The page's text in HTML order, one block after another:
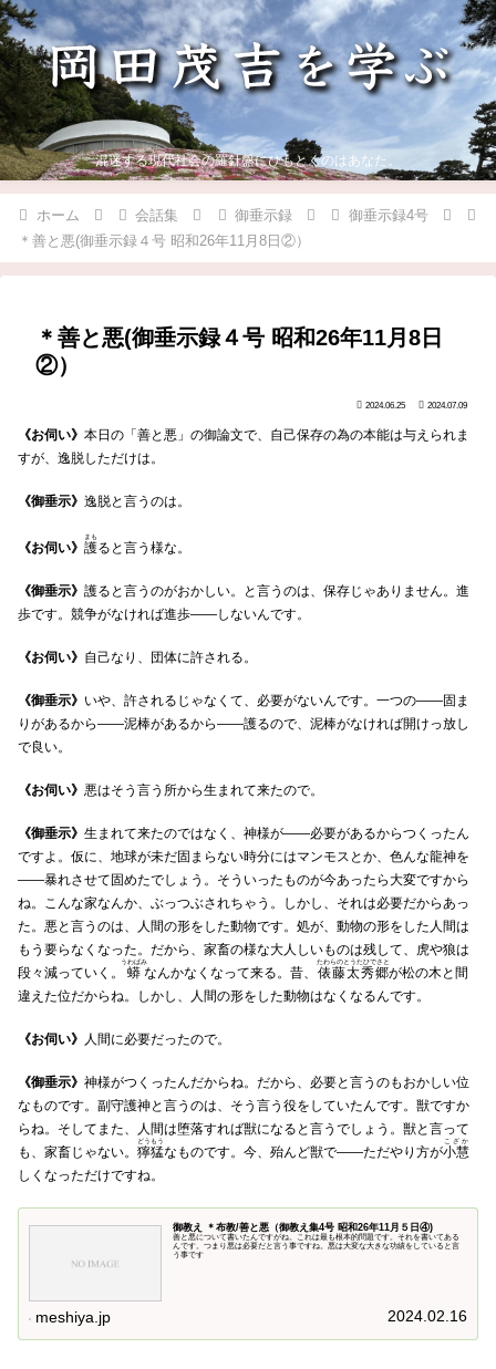
混迷する現代社会の羅針盤にひもとくのはあなた。
ホーム 会話集 御垂示録
御垂示録4号
＊善と悪(御垂示録４号 昭和26年11月8日②）
＊善と悪(御垂示録４号 昭和26年11月8日
②）
2024.06.25 2024.07.09
《お伺い》 本日の「善と悪」の御論文で、自己保存の為の本能は与えられま
すが、逸脱しただけは。
《御垂示》 逸脱と言うのは。
《お伺い》 護
まも
ると言う様な。
《御垂示》 護ると言うのがおかしい。と言うのは、保存じゃありません。進
歩です。競争がなければ進歩――しないんです。
《お伺い》 自己なり、団体に許される。
《御垂示》 いや、許されるじゃなくて、必要がないんです。一つの――固ま
りがあるから――泥棒があるから――護るので、泥棒がなければ開けっ放し
で良い。
《お伺い》 悪はそう言う所から生まれて来たので。
《御垂示》 生まれて来たのではなく、神様が――必要があるからつくったん
ですよ。仮に、地球が未だ固まらない時分にはマンモスとか、色んな龍神を
――暴れさせて固めたでしょう。そういったものが今あったら大変ですから
ね。こんな家なんか、ぶっつぶされちゃう。しかし、それは必要だからあっ
た。悪と言うのは、人間の形をした動物です。処が、動物の形をした人間は
もう要らなくなった。だから、家畜の様な大人しいものは残して、虎や狼は
段々減っていく。
蟒
うわばみ
なんかなくなって来る。昔、 俵藤太秀郷
たわらのとうたひでさと
が松の木と間
違えた位だからね。しかし、人間の形をした動物はなくなるんです。
《お伺い》 人間に必要だったので。
《御垂示》 神様がつくったんだからね。だから、必要と言うのもおかしい位
なものです。副守護神と言うのは、そう言う役をしていたんです。獣ですか
らね。そしてまた、人間は堕落すれば獣になると言うでしょう。獣と言って
も、家畜じゃない。 獰猛
どうもう
なものです。今、殆んど獣で――ただやり方が小慧
こざか
しくなっただけですね。
御教え ＊布教/善と悪（御教え集4号 昭和26年11月５日④)
善と悪について書いたんですがね。これは最も根本的問題です。それを書いてある
んです。つまり悪は必要だと言う事ですね。悪は大変な大きな功績をしていると言
う事です
meshiya.jp 2024.02.16